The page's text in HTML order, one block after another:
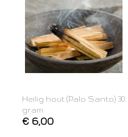
Heilig hout (Palo Santo) 30
gram
€ 6,00